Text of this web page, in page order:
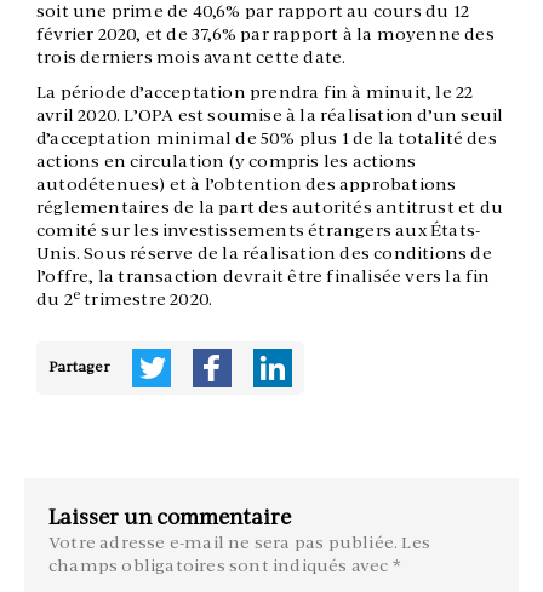
soit une prime de 40,6% par rapport au cours du 12
février 2020, et de 37,6% par rapport à la moyenne des
trois derniers mois avant cette date.
La période d’acceptation prendra fin à minuit, le 22
avril 2020. L’OPA est soumise à la réalisation d’un seuil
d’acceptation minimal de 50% plus 1 de la totalité des
actions en circulation (y compris les actions
autodétenues) et à l’obtention des approbations
réglementaires de la part des autorités antitrust et du
comité sur les investissements étrangers aux États-
Unis. Sous réserve de la réalisation des conditions de
l’offre, la transaction devrait être finalisée vers la fin
du 2e trimestre 2020.
Partager
Laisser un commentaire
Votre adresse e-mail ne sera pas publiée. Les
champs obligatoires sont indiqués avec *